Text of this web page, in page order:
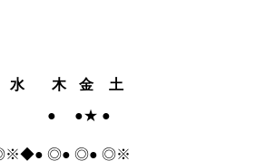
水 木 金
土
● ●★ ●
● ◎● ◎● ◎※